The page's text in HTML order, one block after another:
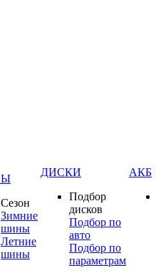
Сезон
Зимние
шины
Летние
шины
ДИСКИ
Подбор
дисков
Подбор по
авто
Подбор по
параметрам
АКБ